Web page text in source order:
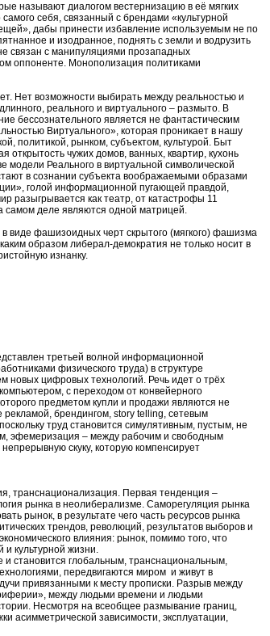
называют диалогом вестернизацию в её мягких
себя, связанный с брендами «культурной
дабы принести избавление используемым не по
и изодранное, поднять с земли и водрузить
связан с манипуляциями прозападных
оппоненте. Монополизация политиками
Нет возможности выбирать между реальностью и
реального и виртуального – размыто. В
бессознательного является не фантастическим
Виртуального», которая проникает в нашу
политикой, рынком, субъектом, культурой. Быт
открытость чужих домов, ванных, квартир, кухонь
Реального в виртуальной символической
в сознании субъекта воображаемыми образами
голой информационной пугающей правдой,
разыгрывается как театр, от катастрофы 11
деле являются одной матрицей.
виде фашизоидных черт скрытого (мягкого) фашизма
образом либерал-демократия не только носит в
изнанку.
третьей волной информационной
физического труда) в структуре
новых цифровых технологий. Речь идет о трёх
с переходом от конвейерного
предметом купли и продажи являются не
брендингом, story telling, сетевым
труд становится симулятивным, пустым, не
эфемеризация – между рабочим и свободным
скуку, которую компенсирует
транснационализация. Первая тенденция –
рынка в неолиберализме. Саморегуляция рынка
рынок, в результате чего часть ресурсов рынка
трендов, революций, результатов выборов и
влияния: рынок, помимо того, что
культурной жизни.
и становится глобальным, транснациональным,
передвигаются миром и живут в
привязанными к месту прописки. Разрыв между
между людьми времени и людьми
Несмотря на всеобщее размывание границ,
асимметрической зависимости, эксплуатации,